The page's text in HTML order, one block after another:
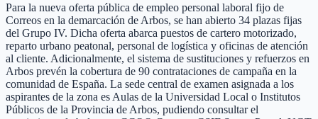
Para la nueva oferta pública de empleo personal laboral fijo de
Correos en la demarcación de Arbos, se han abierto 34 plazas fijas
del Grupo IV. Dicha oferta abarca puestos de cartero motorizado,
reparto urbano peatonal, personal de logística y oficinas de atención
al cliente. Adicionalmente, el sistema de sustituciones y refuerzos en
Arbos prevén la cobertura de 90 contrataciones de campaña en la
comunidad de España. La sede central de examen asignada a los
aspirantes de la zona es Aulas de la Universidad Local o Institutos
Públicos de la Provincia de Arbos, pudiendo consultar el